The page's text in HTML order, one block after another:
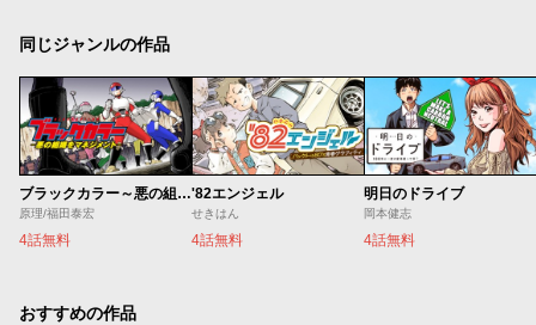
同じジャンルの作品
ブラックカラー～悪の組織をマネジメント～
原理/福田泰宏
4話無料
'82エンジェル
せきはん
4話無料
明日のドライブ
岡本健志
4話無料
おすすめの作品